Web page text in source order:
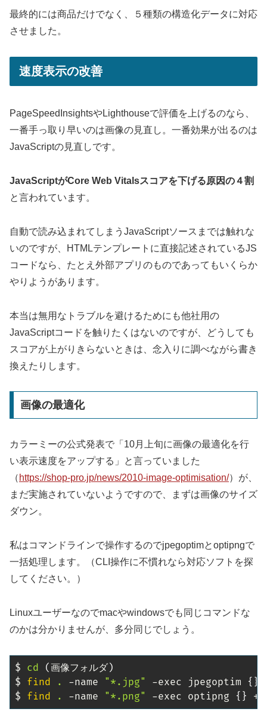
最終的には商品だけでなく、５種類の構造化データに対応
させました。
速度表示の改善
PageSpeedInsightsやLighthouseで評価を上げるのなら、
一番手っ取り早いのは画像の見直し。一番効果が出るのは
JavaScriptの見直しです。
JavaScriptがCore Web Vitalsスコアを下げる原因の４割
と言われています。
自動で読み込まれてしまうJavaScriptソースまでは触れな
いのですが、HTMLテンプレートに直接記述されているJS
コードなら、たとえ外部アプリのものであってもいくらか
やりようがあります。
本当は無用なトラブルを避けるためにも他社用の
JavaScriptコードを触りたくはないのですが、どうしても
スコアが上がりきらないときは、念入りに調べながら書き
換えたりします。
画像の最適化
カラーミーの公式発表で「10月上旬に画像の最適化を行
い表示速度をアップする」と言っていました
（ https://shop-pro.jp/news/2010-image-optimisation/）が、
まだ実施されていないようですので、まずは画像のサイズ
ダウン。
私はコマンドラインで操作するのでjpegoptimとoptipngで
一括処理します。（CLI操作に不慣れなら対応ソフトを探
してください。）
Linuxユーザーなのでmacやwindowsでも同じコマンドな
のかは分かりませんが、多分同じでしょう。
$ cd (画像フォルダ)
$ find . -name "*.jpg" -exec jpegoptim { }
$ find . -name "*.png" -exec optipng { } +